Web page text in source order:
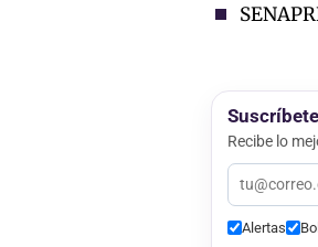
Recibe lo
Alertas